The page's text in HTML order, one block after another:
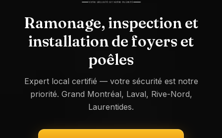
Ramonage, inspection et
installation de foyers et
poêles
Expert local certifié — votre sécurité est notre
priorité. Grand Montréal, Laval, Rive-Nord,
Laurentides.